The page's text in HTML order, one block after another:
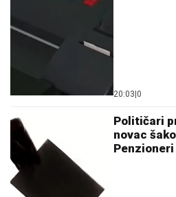
20:03 0
Političari
novac